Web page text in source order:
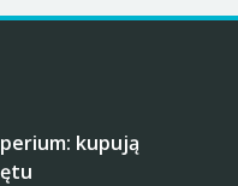
kupują